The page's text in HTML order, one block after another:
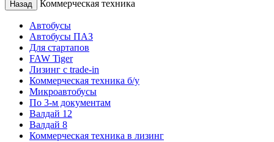
Назад
Коммерческая техника
Автобусы
Автобусы ПАЗ
Для стартапов
FAW Tiger
Лизинг с trade-in
Коммерческая техника б/у
Микроавтобусы
По 3-м документам
Валдай 12
Валдай 8
Коммерческая техника в лизинг